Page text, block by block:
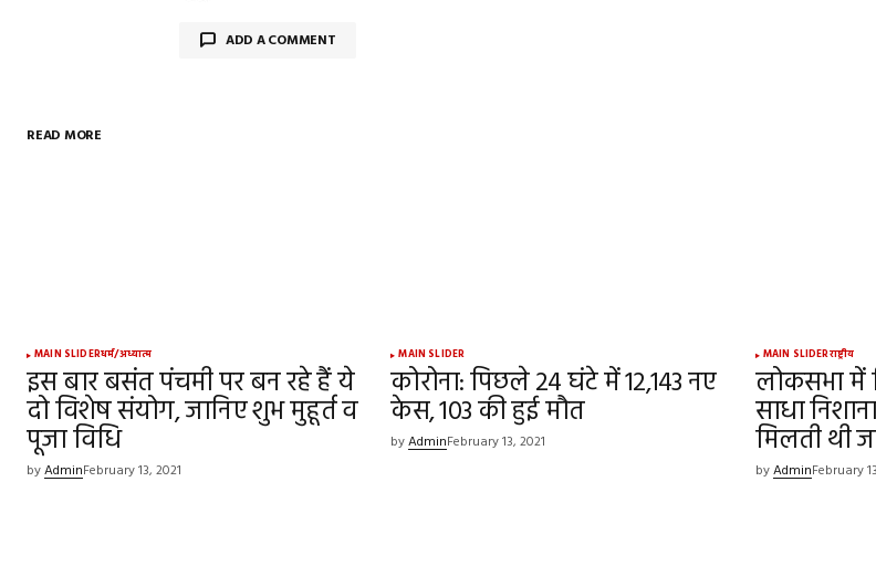
ADD A COMMENT
Save my name, email, and website in
this browser for the next time I
READ MORE
MAIN SLIDERधर्म/अध्यात्म
इस बार बसंत पंचमी पर बन रहे हैं ये
दो विशेष संयोग, जानिए शुभ मुहूर्त व
पूजा विधि
byAdminFebruary 13, 2021
MAIN SLIDER
कोरोना: पिछले 24 घंटे में 12,143 नए
केस, 103 की हुई मौत
byAdminFebruary 13, 2021
MAIN SLIDERराष्ट्रीय
लोकसभा में
साधा
मिलती थी
byAdminFebruary